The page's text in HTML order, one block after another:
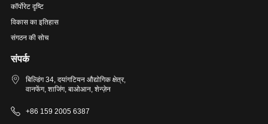
कॉर्पोरेट दृष्टि
विकास का इतिहास
संगठन की सोच
संपर्क
बिल्डिंग 34, दयांगटियन औद्योगिक क्षेत्र,
वानफेंग, शाजिंग, बाओआन, शेन्ज़ेन
+86 159 2005 6387